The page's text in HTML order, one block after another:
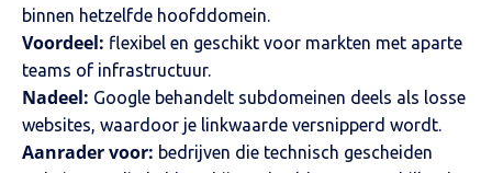
binnen hetzelfde hoofddomein.
Voordeel: flexibel en geschikt voor markten met aparte
teams of infrastructuur.
Nadeel: Google behandelt subdomeinen deels als losse
websites, waardoor je linkwaarde versnipperd wordt.
Aanrader voor: bedrijven die technisch gescheiden